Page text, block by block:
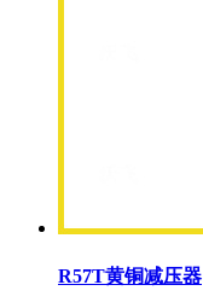
R57T黄铜减压器